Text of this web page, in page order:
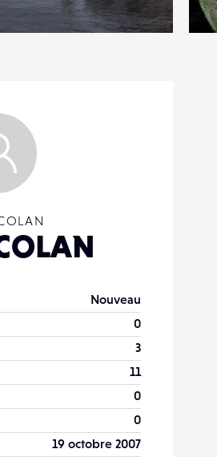
Nouveau
0
3
11
0
0
19 octobre 2007